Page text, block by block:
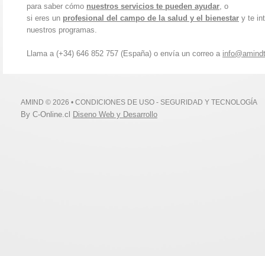
para saber cómo nuestros servicios te pueden ayudar, o
si eres un profesional del campo de la salud y el bienestar y te
nuestros programas.
Llama a (+34) 646 852 757 (España) o envía un correo a
AMIND © 2026 • CONDICIONES DE USO - SEGURIDAD Y TECNOLOGÍA
By C-Online.cl Diseno Web y Desarrollo